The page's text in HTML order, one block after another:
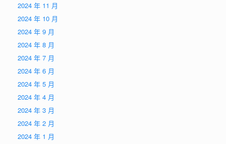
2024 年 11 月
2024 年 10 月
2024 年 9 月
2024 年 8 月
2024 年 7 月
2024 年 6 月
2024 年 5 月
2024 年 4 月
2024 年 3 月
2024 年 2 月
2024 年 1 月